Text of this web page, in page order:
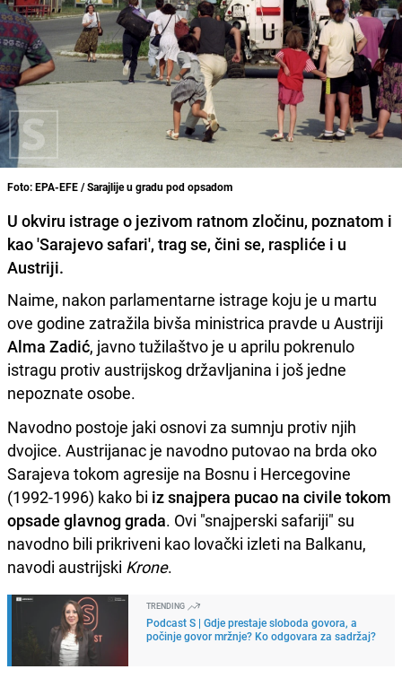
Foto: EPA-EFE / Sarajlije u gradu pod opsadom
U okviru istrage o jezivom ratnom zločinu, poznatom i
kao 'Sarajevo safari', trag se, čini se, raspliće i u
Austriji.
Naime, nakon parlamentarne istrage koju je u martu
ove godine zatražila bivša ministrica pravde u Austriji
Alma Zadić, javno tužilaštvo je u aprilu pokrenulo
istragu protiv austrijskog državljanina i još jedne
nepoznate osobe.
Navodno postoje jaki osnovi za sumnju protiv njih
dvojice. Austrijanac je navodno putovao na brda oko
Sarajeva tokom agresije na Bosnu i Hercegovine
(1992-1996) kako bi iz snajpera pucao na civile tokom
opsade glavnog grada. Ovi "snajperski safariji" su
navodno bili prikriveni kao lovački izleti na Balkanu,
navodi austrijski Krone.
TRENDING
Podcast S | Gdje prestaje sloboda govora, a
počinje govor mržnje? Ko odgovara za sadržaj?